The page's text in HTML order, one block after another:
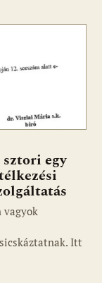
sztori egy
vagyok
Itt